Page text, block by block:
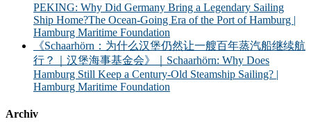
PEKING: Why Did Germany Bring a Legendary Sailing
Ship Home?The Ocean-Going Era of the Port of Hamburg |
Hamburg Maritime Foundation
《Schaarhörn：为什么汉堡仍然让一艘百年蒸汽船继续航
行？｜汉堡海事基金会》｜Schaarhörn: Why Does
Hamburg Still Keep a Century-Old Steamship Sailing? |
Hamburg Maritime Foundation
Archiv